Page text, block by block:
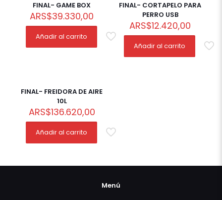
FINAL- GAME BOX
ARS$39.330,00
Añadir al carrito
FINAL- CORTAPELO PARA
PERRO USB
ARS$12.420,00
Añadir al carrito
FINAL- FREIDORA DE AIRE
10L
ARS$136.620,00
Añadir al carrito
Menú